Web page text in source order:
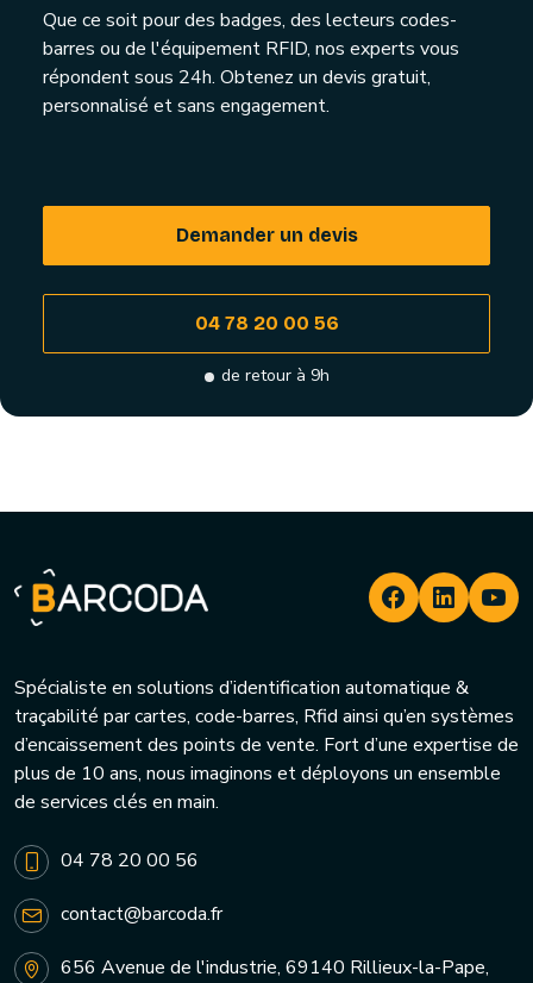
Que ce soit pour des badges, des lecteurs codes-
barres ou de l'équipement RFID, nos experts vous
répondent sous 24h. Obtenez un devis gratuit,
personnalisé et sans engagement.
Demander un devis
04 78 20 00 56
de retour à 9h
Spécialiste en solutions d’identification automatique &
traçabilité par cartes, code-barres, Rfid ainsi qu’en systèmes
d’encaissement des points de vente. Fort d’une expertise de
plus de 10 ans, nous imaginons et déployons un ensemble
de services clés en main.
04 78 20 00 56
contact@barcoda.fr
656 Avenue de l'industrie, 69140 Rillieux-la-Pape,